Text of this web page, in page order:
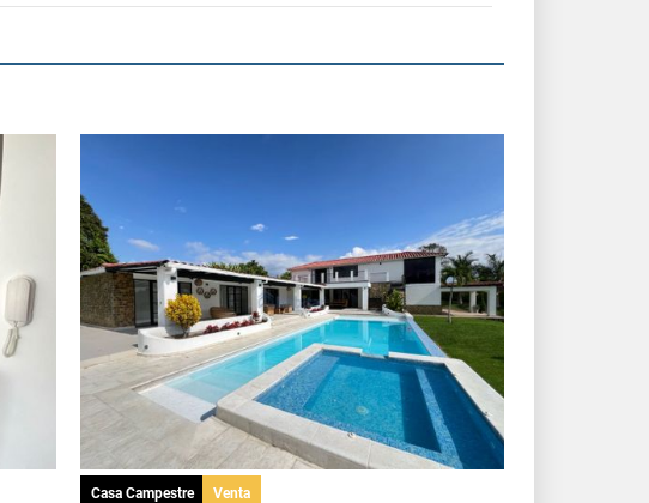
Casa Campestre Venta